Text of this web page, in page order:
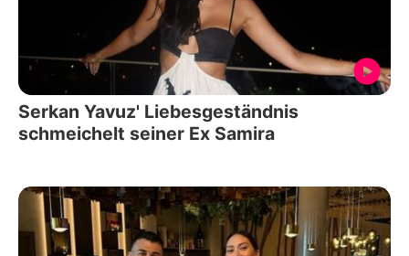
Serkan Yavuz' Liebesgeständnis
schmeichelt seiner Ex Samira